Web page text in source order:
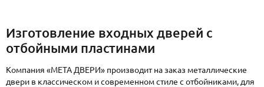
Изготовление входных дверей с
отбойными пластинами
Компания «МЕТА ДВЕРИ» производит на заказ металлические
двери в классическом и современном стиле с отбойниками, для